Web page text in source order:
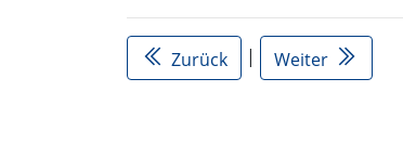
Zurück | Weiter